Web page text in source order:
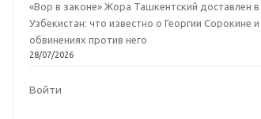
«Вор в законе» Жора Ташкентский доставлен в
Узбекистан: что известно о Георгии Сорокине и
обвинениях против него
28/07/2026
Войти